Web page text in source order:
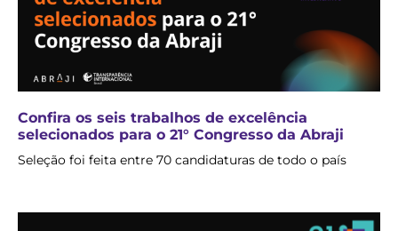
Confira os seis trabalhos de excelência
selecionados para o 21° Congresso da Abraji
Seleção foi feita entre 70 candidaturas de todo o país